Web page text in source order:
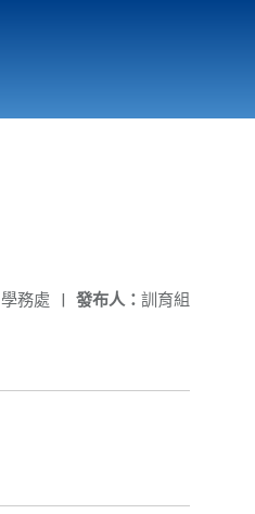
發布人： 訓育組
學務處 |